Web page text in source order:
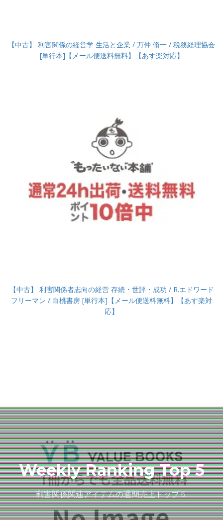
【中古】 利害関係の経営学 生活と企業 / 万仲 脩一 / 税務経理協会
[単行本]【メール便送料無料】【あす楽対応】
【中古】 利害関係者志向の経営 存続・世評・成功 / R.エドワード
フリーマン / 白桃書房 [単行本]【メール便送料無料】【あす楽対
応】
Weekly Ranking Top 5
利害関係関連アイテムの週間売上トップ５